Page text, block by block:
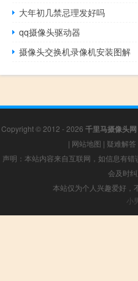
大年初几禁忌理发好吗
qq摄像头驱动器
摄像头交换机录像机安装图解
Copyright © 2012 - 2026 千里马摄像头网
| 网站地图 | 疑难解答
声明：本站内容来自互联网，如信息有
会及时
本站仅为个人兴趣爱好，
小